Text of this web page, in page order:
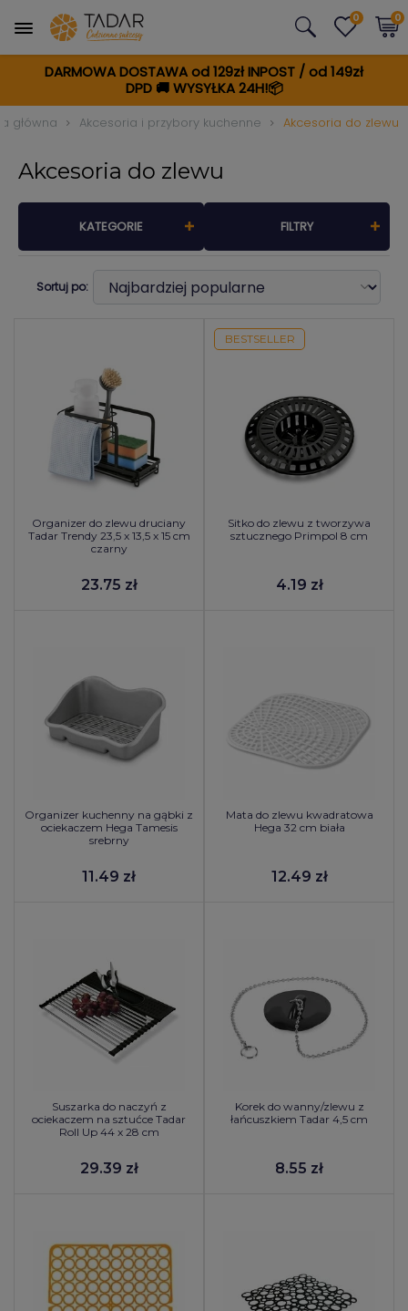
DARMOWA DOSTAWA od 129zł INPOST / od 149zł
DPD🚚WYSYŁKA 24H!📦
0 0
główna Akcesoria i przybory kuchenne Akcesoria do zlewu
Akcesoria do zlewu
KATEGORIE FILTRY
Sortuj po:
Organizer do zlewu druciany
Tadar Trendy 23,5 x 13,5 x 15 cm
czarny
23.75 zł
BESTSELLER
Sitko do zlewu z tworzywa
sztucznego Primpol 8 cm
4.19 zł
Organizer kuchenny na gąbki z
ociekaczem Hega Tamesis
srebrny
11.49 zł
Mata do zlewu kwadratowa
Hega 32 cm biała
12.49 zł
Suszarka do naczyń z
ociekaczem na sztućce Tadar
Roll Up 44 x 28 cm
29.39 zł
Korek do wanny/zlewu z
łańcuszkiem Tadar 4,5 cm
8.55 zł